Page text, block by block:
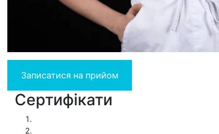
Записатися на прийом
Сертифікати